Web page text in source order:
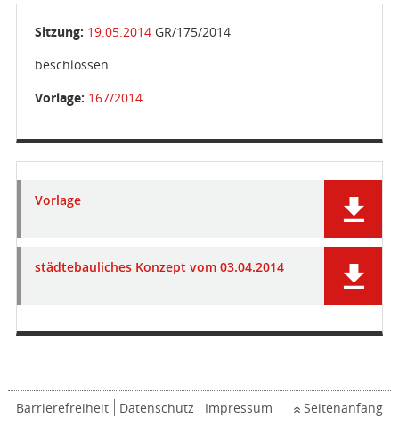
Sitzung: 19.05.2014GR/175/2014
beschlossen
Vorlage: 167/2014
Vorlage
städtebauliches Konzept vom 03.04.2014
Barrierefreiheit Datenschutz Impressum Seitenanfang